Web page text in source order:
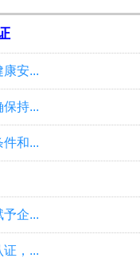
康安...
保持...
和...
企...
，...